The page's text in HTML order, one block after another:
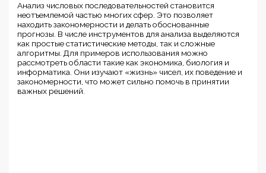
Анализ числовых последовательностей становится
неотъемлемой частью многих сфер. Это позволяет
находить закономерности и делать обоснованные
прогнозы. В числе инструментов для анализа выделяются
как простые статистические методы, так и сложные
алгоритмы. Для примеров использования можно
рассмотреть области такие как экономика, биология и
информатика. Они изучают «жизнь» чисел, их поведение и
закономерности, что может сильно помочь в принятии
важных решений.